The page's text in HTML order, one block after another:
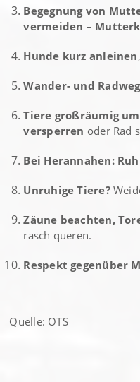
Begegnung von
vermeiden –
Hunde kurz anleinen
Wander- und
Tiere großräumig
versperren oder Rad
Bei Herannahen:
Unruhige Tiere?
Zäune beachten,
rasch queren.
Respekt gegenüber
Quelle: OTS